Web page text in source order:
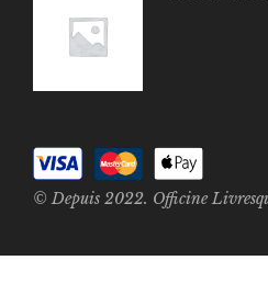
© Depuis 2022. Officine